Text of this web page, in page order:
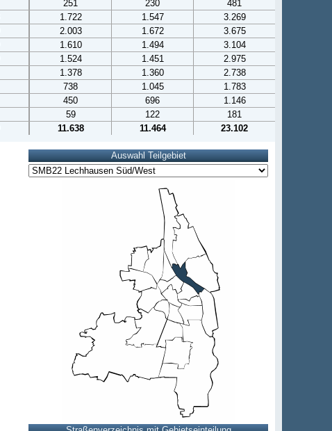
251 230
481
1.722 1.547
3.269
2.003 1.672
3.675
1.610 1.494
3.104
1.524 1.451
2.975
1.378 1.360
2.738
738 1.045
1.783
450 696
1.146
59 122
181
11.638 11.464 23.102